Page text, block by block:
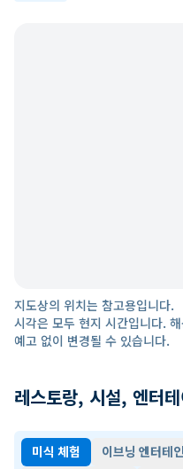
지도상의 위치는 참고용입니다.
시각은 모두 현지 시간입니다.
예고 없이 변경될 수 있습니다.
레스토랑, 시설, 엔터
미식 체험 이브닝 엔터테